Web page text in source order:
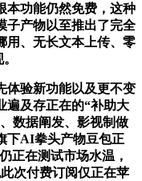
功能仍然免费，这种
子产物以至推出了完全
、无长文本上传、零
验新功能以及更不变
遍及存正在的“补助大
数据阐发、影视制做
下AI拳头产物豆包正
正在测试市场水温，
次付费订阅仅正在苹